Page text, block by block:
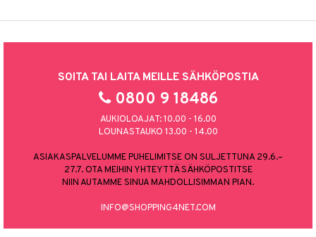
SOITA TAI LAITA MEILLE SÄHKÖPOSTIA
0800 9 18486
AUKIOLOAJAT: 10.00 - 16.00
LOUNASTAUKO 13.00 - 14.00
ASIAKASPALVELUMME PUHELIMITSE ON SULJETTUNA 29.6.–
27.7. OTA MEIHIN YHTEYTTÄ SÄHKÖPOSTITSE
NIIN AUTAMME SINUA MAHDOLLISIMMAN PIAN.
INFO@SHOPPING4NET.COM